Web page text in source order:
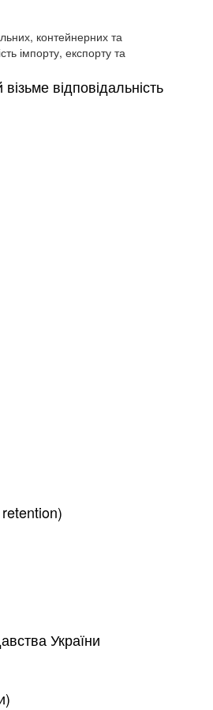
контейнерних та
імпорту, експорту та
відповідальність
retention)
України